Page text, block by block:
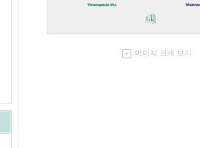
이미지 크게 보기